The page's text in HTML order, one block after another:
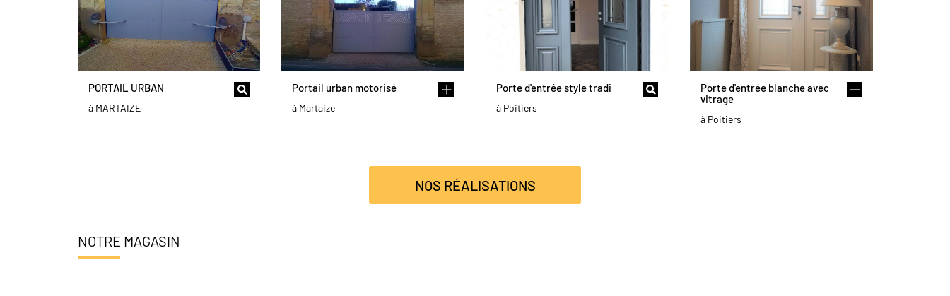
PORTAIL URBAN
à MARTAIZE
Portail urban motorisé
à Martaize
Porte d'entrée style tradi
à Poitiers
Porte d'entrée blanche avec
vitrage
à Poitiers
NOS RÉALISATIONS
NOTRE MAGASIN